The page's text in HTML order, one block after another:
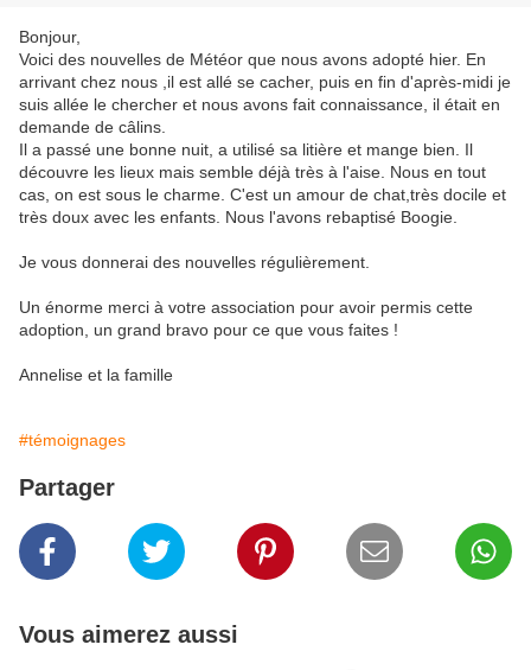
Bonjour,
Voici des nouvelles de Météor que nous avons adopté hier. En
arrivant chez nous ,il est allé se cacher, puis en fin d'après-midi je
suis allée le chercher et nous avons fait connaissance, il était en
demande de câlins.
Il a passé une bonne nuit, a utilisé sa litière et mange bien. Il
découvre les lieux mais semble déjà très à l'aise. Nous en tout
cas, on est sous le charme. C'est un amour de chat,très docile et
très doux avec les enfants. Nous l'avons rebaptisé Boogie.
Je vous donnerai des nouvelles régulièrement.
Un énorme merci à votre association pour avoir permis cette
adoption, un grand bravo pour ce que vous faites !
Annelise et la famille
#témoignages
Partager
Vous aimerez aussi